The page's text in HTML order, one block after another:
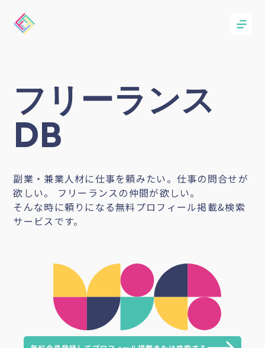
フリーランス
DB
副業・兼業人材に仕事を頼みたい。仕事の問合せが
欲しい。 フリーランスの仲間が欲しい。
そんな時に頼りになる無料プロフィール掲載&検索
サービスです。